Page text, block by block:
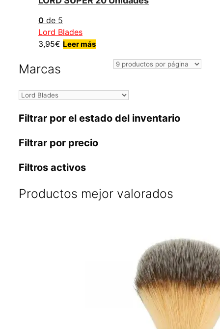
0 de 5
Lord Blades
3,95€ Leer más
Marcas
Filtrar por el estado del inventario
Filtrar por precio
Filtros activos
Productos mejor valorados